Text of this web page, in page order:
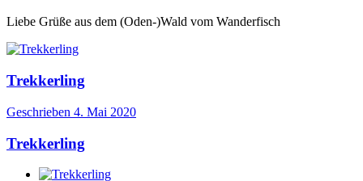
Liebe Grüße aus dem (Oden-)Wald vom Wanderfisch
Trekkerling
Geschrieben 4. Mai 2020
Trekkerling